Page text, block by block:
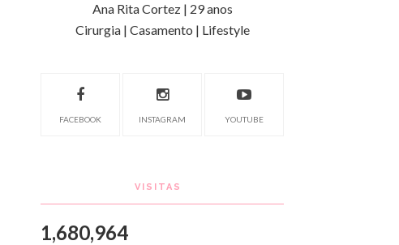
Ana Rita Cortez | 29 anos
Cirurgia | Casamento | Lifestyle
FACEBOOK INSTAGRAM YOUTUBE
VISITAS
1,680,964